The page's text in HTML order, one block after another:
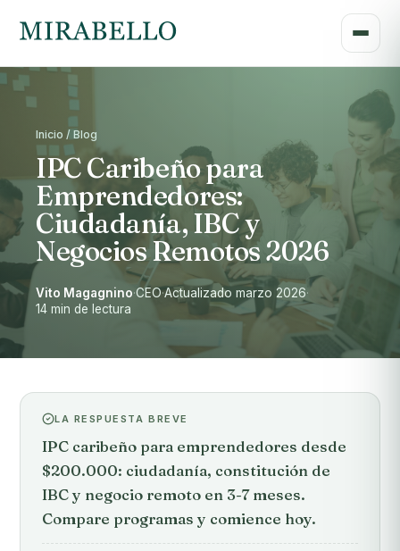
Inicio / Blog
IPC Caribeño para
Emprendedores:
Ciudadanía, IBC y
Negocios Remotos 2026
Vito Magagnino·CEO·Actualizado marzo 2026·
14 min de lectura
LA RESPUESTA BREVE
IPC caribeño para emprendedores desde
$200.000: ciudadanía, constitución de
IBC y negocio remoto en 3-7 meses.
Compare programas y comience hoy.